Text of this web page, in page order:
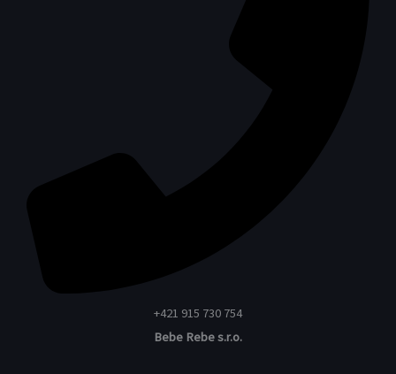
+421 915 730 754
Bebe Rebe s.r.o.